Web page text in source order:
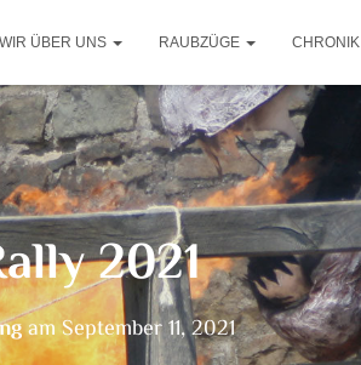
WIR ÜBER UNS RAUBZÜGE CHRONIK
2021
amSeptember 11, 2021